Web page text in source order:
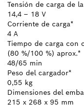
Tensión de carga de
14,4 – 18 V
Corriente de carga*
4 A
Tiempo de carga con
(80 %/100 %) aprox.*
48/65 min
Peso del cargador*
0,55 kg
Dimensiones del
215 x 268 x 95 mm